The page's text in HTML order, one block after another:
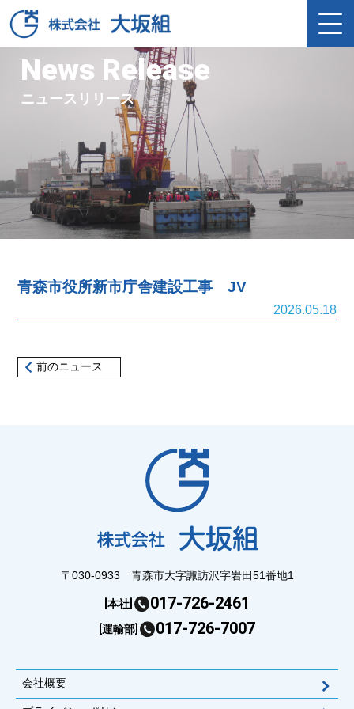
News Release
ニュースリリース
青森市役所新市庁舎建設工事 JV
2026.05.18
前のニュース
〒030-0933 青森市大字諏訪沢字岩田51番地1
[本社] 017-726-2461
[運輸部] 017-726-7007
会社概要